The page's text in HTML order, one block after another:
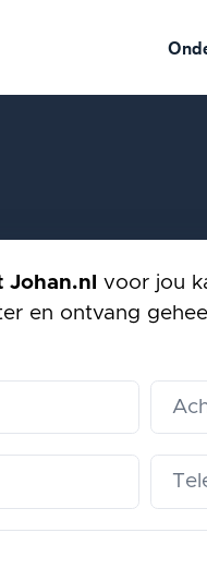
Johan.nl
voor jou
en ontvang